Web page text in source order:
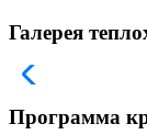
Галерея
Программа